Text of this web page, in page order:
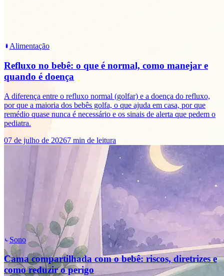
Alimentação
Refluxo no bebê: o que é normal, como manejar e
quando é doença
A diferença entre o refluxo normal (golfar) e a doença do refluxo,
por que a maioria dos bebês golfa, o que ajuda em casa, por que
remédio quase nunca é necessário e os sinais de alerta que pedem o
pediatra.
07 de julho de 20267 min de leitura
Sono
Cama compartilhada com o bebê: riscos, diretrizes e
como reduzir o perigo